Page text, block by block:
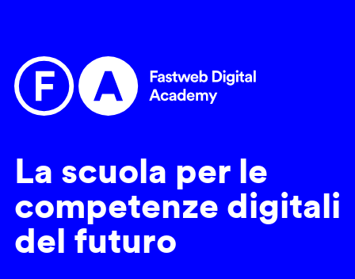
La scuola per le
competenze digitali
del futuro